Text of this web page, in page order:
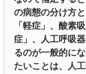
の病態の分け方
「軽症」、酸素
症」、人工呼吸
るのが一般的に
たいことは、人